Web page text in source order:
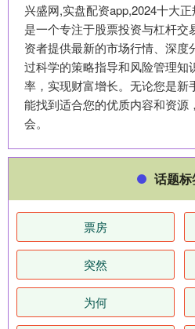
兴盛网,实盘配资app,2024十大
是一个专注于股票投资与杠杆
资者提供最新的市场行情、深度
过科学的策略指导和风险管理知
率，实现财富增长。无论您是新
能找到适合您的优质内容和资源
会。
话题标
票房
突然
为何